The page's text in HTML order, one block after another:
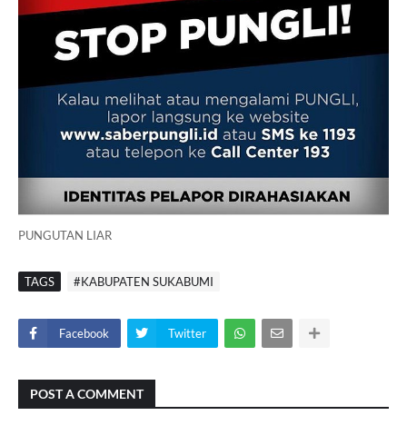
PUNGUTAN LIAR
TAGS #KABUPATEN SUKABUMI
Facebook Twitter
POST A COMMENT